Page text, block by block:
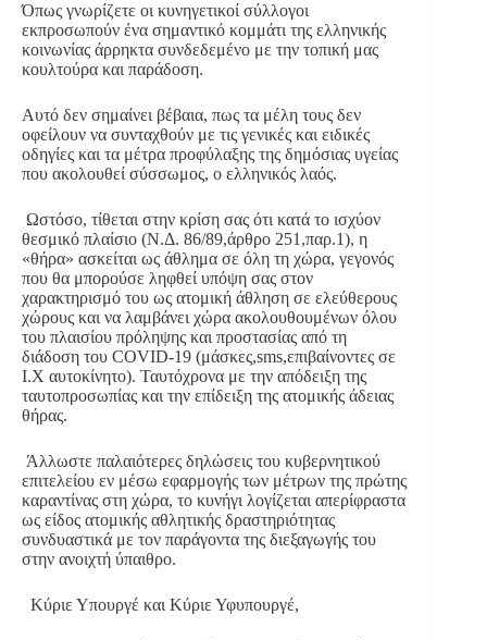
Όπως γνωρίζετε οι κυνηγετικοί σύλλογοι
εκπροσωπούν ένα σημαντικό κομμάτι της ελληνικής
κοινωνίας άρρηκτα συνδεδεμένο με την τοπική μας
κουλτούρα και παράδοση.
Αυτό δεν σημαίνει βέβαια, πως τα μέλη τους δεν
οφείλουν να συνταχθούν με τις γενικές και ειδικές
οδηγίες και τα μέτρα προφύλαξης της δημόσιας υγείας
που ακολουθεί σύσσωμος, ο ελληνικός λαός.
Ωστόσο, τίθεται στην κρίση σας ότι κατά το ισχύον
θεσμικό πλαίσιο (Ν.Δ. 86/89,άρθρο 251,παρ.1), η
«θήρα» ασκείται ως άθλημα σε όλη τη χώρα, γεγονός
που θα μπορούσε ληφθεί υπόψη σας στον
χαρακτηρισμό του ως ατομική άθληση σε ελεύθερους
χώρους και να λαμβάνει χώρα ακολουθουμένων όλου
του πλαισίου πρόληψης και προστασίας από τη
διάδοση του COVID-19 (μάσκες,sms,επιβαίνοντες σε
Ι.Χ αυτοκίνητο). Ταυτόχρονα με την απόδειξη της
ταυτοπροσωπίας και την επίδειξη της ατομικής άδειας
θήρας.
Άλλωστε παλαιότερες δηλώσεις του κυβερνητικού
επιτελείου εν μέσω εφαρμογής των μέτρων της πρώτης
καραντίνας στη χώρα, το κυνήγι λογίζεται απερίφραστα
ως είδος ατομικής αθλητικής δραστηριότητας
συνδυαστικά με τον παράγοντα της διεξαγωγής του
στην ανοιχτή ύπαιθρο.
Κύριε Υπουργέ και Κύριε Υφυπουργέ,